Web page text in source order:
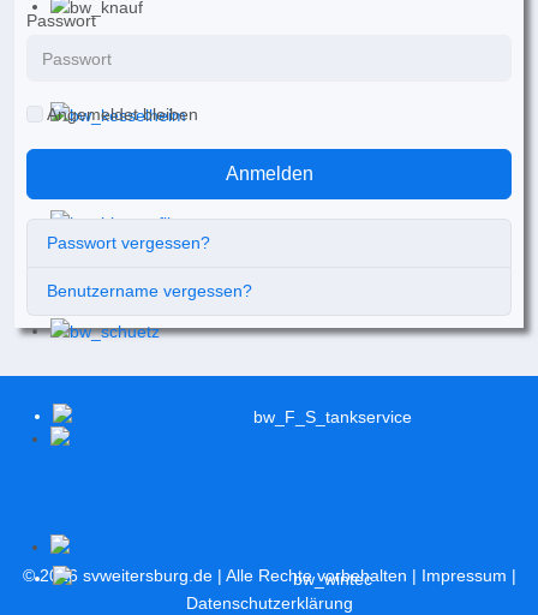
Passwort
Angemeldet bleiben
Anmelden
Passwort vergessen?
Benutzername vergessen?
© 2026 svweitersburg.de| Alle Rechte vorbehalten | Impressum |
Datenschutzerklärung